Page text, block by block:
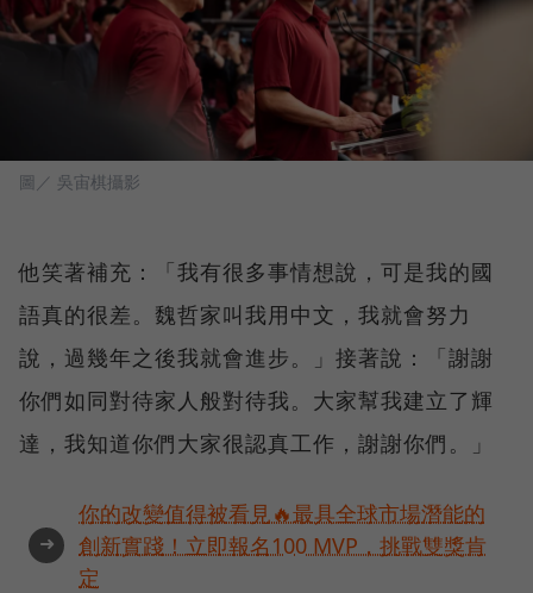
圖／ 吳宙棋攝影
他笑著補充：「我有很多事情想說，可是我的國
語真的很差。魏哲家叫我用中文，我就會努力
說，過幾年之後我就會進步。」接著說：「謝謝
你們如同對待家人般對待我。大家幫我建立了輝
達，我知道你們大家很認真工作，謝謝你們。」
➜
你的改變值得被看見🔥最具全球市場潛能的
創新實踐！立即報名100 MVP，挑戰雙獎肯
定